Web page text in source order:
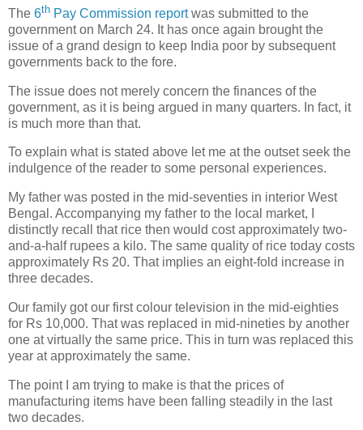
The 6th Pay Commission reportwas submitted to the
government on March 24. It has once again brought the
issue of a grand design to keep India poor by subsequent
governments back to the fore.
The issue does not merely concern the finances of the
government, as it is being argued in many quarters. In fact, it
is much more than that.
To explain what is stated above let me at the outset seek the
indulgence of the reader to some personal experiences.
My father was posted in the mid-seventies in interior West
Bengal. Accompanying my father to the local market, I
distinctly recall that rice then would cost approximately two-
and-a-half rupees a kilo. The same quality of rice today costs
approximately Rs 20. That implies an eight-fold increase in
three decades.
Our family got our first colour television in the mid-eighties
for Rs 10,000. That was replaced in mid-nineties by another
one at virtually the same price. This in turn was replaced this
year at approximately the same.
The point I am trying to make is that the prices of
manufacturing items have been falling steadily in the last
two decades.